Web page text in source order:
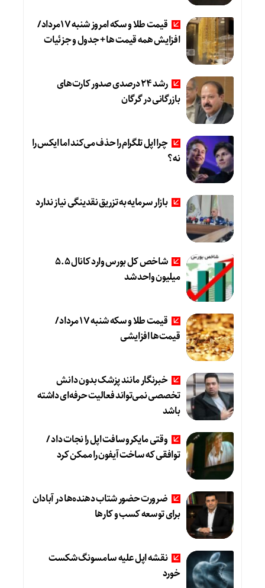
قیمت طلا و سکه امروز شنبه 17مرداد/
افزایش همه قیمت ها + جدول و جزئیات
رشد ۲۴ درصدی صدور کارت‌های
بازرگانی در گرگان
چرا اپل تلگرام را حذف می‌کند اما ایکس را
نه؟
بازار سرمایه به تزریق نقدینگی نیاز ندارد
شاخص کل بورس وارد کانال 5.5
میلیون واحد شد
قیمت طلا و سکه شنبه 17 مرداد/
قیمت‌ها افزایشی
خبرنگار مانند پزشک بدون دانش
تخصصی نمی‌تواند فعالیت حرفه‌ای داشته
باشد
وقتی مایکروسافت اپل را نجات داد /
توافقی که ساخت آیفون را ممکن کرد
ضرورت حضور شتاب ‌دهنده‌ها در آبادان
برای توسعه کسب‌ و کارها
نقشه اپل علیه سامسونگ شکست
خورد